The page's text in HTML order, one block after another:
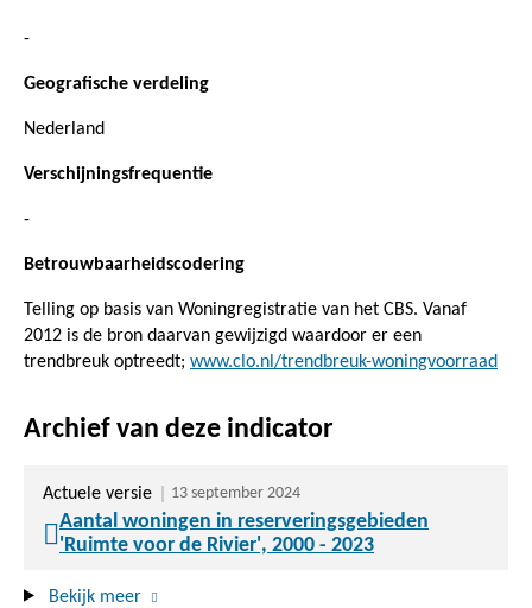
-
Geografische verdeling
Nederland
Verschijningsfrequentie
-
Betrouwbaarheidscodering
Telling op basis van Woningregistratie van het CBS. Vanaf
2012 is de bron daarvan gewijzigd waardoor er een
trendbreuk optreedt; www.clo.nl/trendbreuk-woningvoorraad
Archief van deze indicator
Actuele versie 13 september 2024
Aantal woningen in reserveringsgebieden
'Ruimte voor de Rivier', 2000 - 2023
Bekijk meer